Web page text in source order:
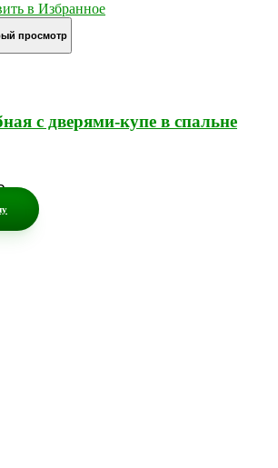
в Избранное
просмотр
с дверями-купе в спальне